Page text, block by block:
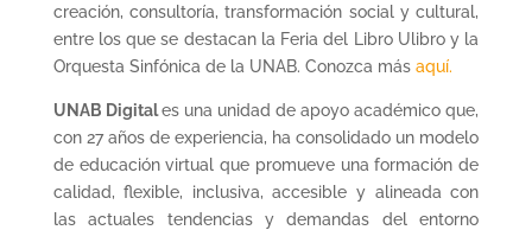
creación, consultoría, transformación social y cultural,
entre los que se destacan la Feria del Libro Ulibro y la
Orquesta Sinfónica de la UNAB. Conozca más aquí.
UNAB Digitales una unidad de apoyo académico que,
con 27 años de experiencia, ha consolidado un modelo
de educación virtual que promueve una formación de
calidad, flexible, inclusiva, accesible y alineada con
las actuales tendencias y demandas del entorno